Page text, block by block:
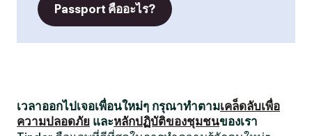
Passport คืออะไร?
เวลาออกไปเจอเพื่อนใหม่ๆ กรุณาทำตามเคล็ดลับเพื่อ
ความปลอดภัย และหลักปฏิบัติของชุมชนของเรา